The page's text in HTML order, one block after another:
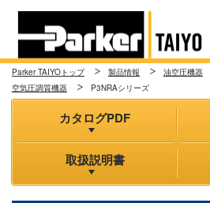
Parker TAIYOトップ 製品情報 油空圧機器
空気圧調質機器
P3NRAシリーズ
カタログPDF
取扱説明書